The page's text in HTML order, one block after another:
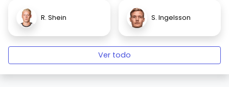
R. Shein S. Ingelsson
Ver todo